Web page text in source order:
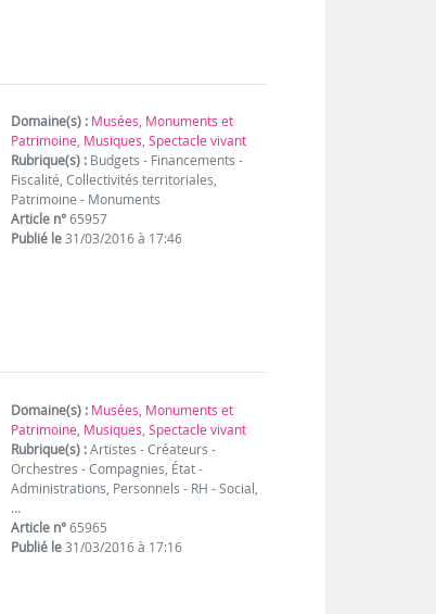
Domaine(s) : Musées, Monuments et
Patrimoine, Musiques,Spectacle vivant
Rubrique(s) : Budgets - Financements -
Fiscalité, Collectivités territoriales,
Patrimoine - Monuments
Article n°65957
Publié le31/03/2016 à 17:46
Domaine(s) : Musées, Monuments et
Patrimoine, Musiques,Spectacle vivant
Rubrique(s) :Artistes - Créateurs -
Orchestres - Compagnies, État -
Administrations, Personnels - RH - Social,
…
Article n°65965
Publié le31/03/2016 à 17:16